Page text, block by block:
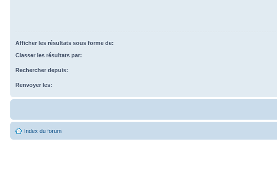
Afficher les résultats sous forme de:
Classer les résultats par:
Rechercher depuis:
Renvoyer les:
Index du forum